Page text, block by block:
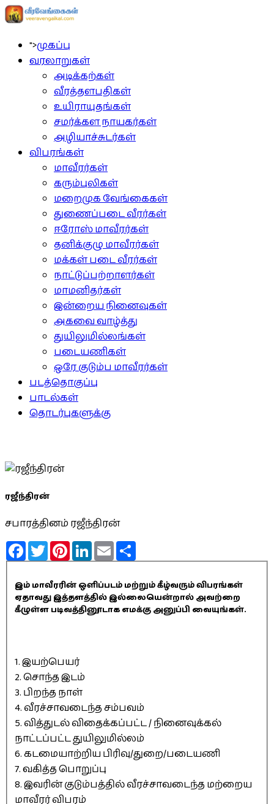
">முகப்பு
வரலாறுகள்
அடிக்கற்கள்
வீரத்தளபதிகள்
உயிராயுதங்கள்
சமர்க்கள நாயகர்கள்
அழியாச்சுடர்கள்
விபரங்கள்
மாவீரர்கள்
கரும்புலிகள்
மறைமுக வேங்கைகள்
துணைப்படை வீரர்கள்
ஈரோஸ் மாவீரர்கள்
தனிக்குழு மாவீரர்கள்
மக்கள் படை வீரர்கள்
நாட்டுப்பற்றாளர்கள்
மாமனிதர்கள்
இன்றைய நினைவுகள்
அகவை வாழ்த்து
துயிலுமில்லங்கள்
படையணிகள்
ஒரே குடும்ப மாவீரர்கள்
படத்தொகுப்பு
பாடல்கள்
தொடர்புகளுக்கு
ரஜீந்திரன்
சபாரத்தினம் ரஜீந்திரன்
FacebookTwitterPinterestLinkedInEmail
இம் மாவீரரின் ஒளிப்படம் மற்றும் கீழ்வரும் விபரங்கள்
ஏதாவது இத்தளத்தில் இல்லையென்றால் அவற்றை
கீழுள்ள படிவத்தினூடாக எமக்கு அனுப்பி வையுங்கள்.
1. இயற்பெயர்
2. சொந்த இடம்
3. பிறந்த நாள்
4. வீரச்சாவடைந்த சம்பவம்
5. வித்துடல் விதைக்கப்பட்ட / நினைவுக்கல்
நாட்டப்பட்ட துயிலுமில்லம்
6. கடமையாற்றிய பிரிவு/துறை/படையணி
7. வகித்த பொறுப்பு
8. இவரின் குடும்பத்தில் வீரச்சாவடைந்த மற்றைய
மாவீரர் விபரம்